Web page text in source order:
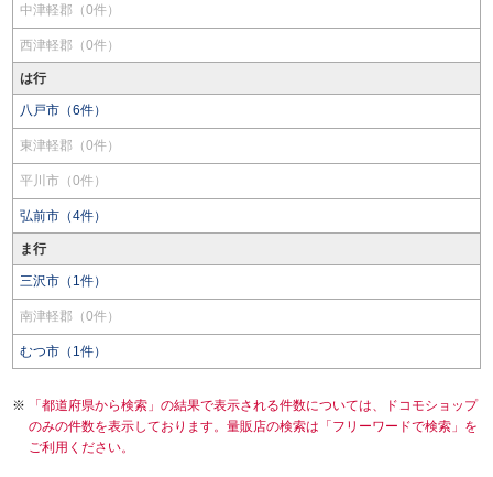
中津軽郡（0件）
西津軽郡（0件）
は行
八戸市（6件）
東津軽郡（0件）
平川市（0件）
弘前市（4件）
ま行
三沢市（1件）
南津軽郡（0件）
むつ市（1件）
「都道府県から検索」の結果で表示される件数については、ドコモショップ
のみの件数を表示しております。量販店の検索は「フリーワードで検索」を
ご利用ください。